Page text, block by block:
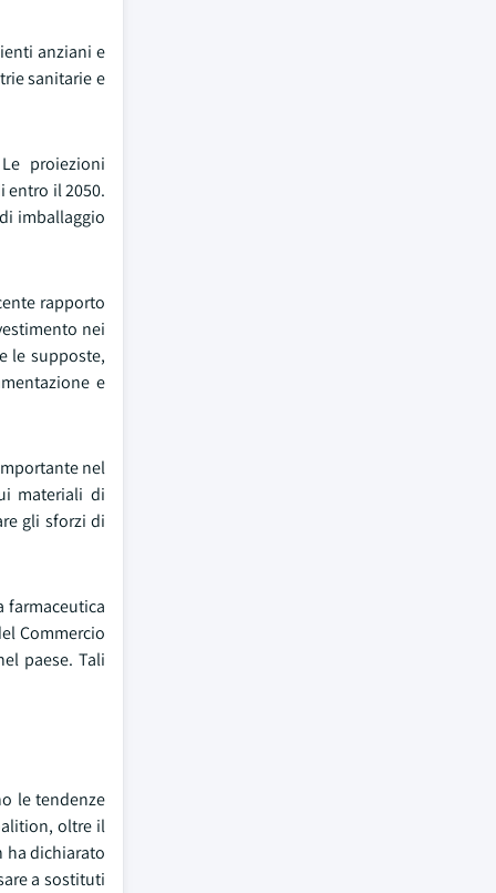
anziani e
sanitarie e
proiezioni
entro il 2050.
imballaggio
rapporto
nei
le supposte,
e
nel
materiali di
gli sforzi di
farmaceutica
Commercio
paese. Tali
le tendenze
oltre il
ha dichiarato
a sostituti